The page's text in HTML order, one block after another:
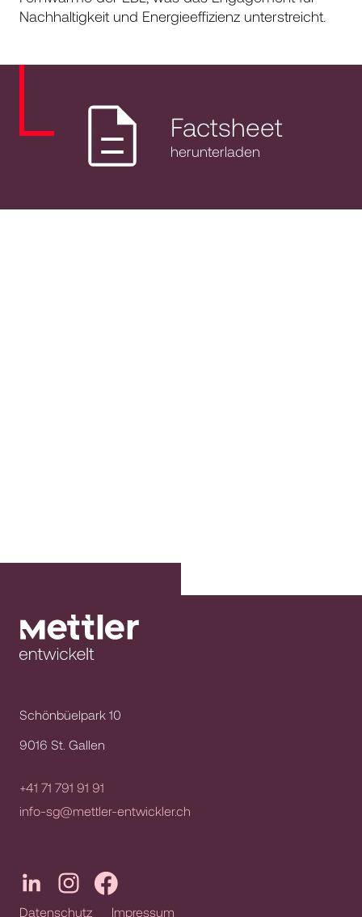
Nachhaltigkeit und Energieeffizienz unterstreicht.
Factsheet
herunterladen
Schönbüelpark 10
9016 St. Gallen
+41 71 791 91 91
info-sg@mettler-entwickler.ch
Datenschutz Impressum